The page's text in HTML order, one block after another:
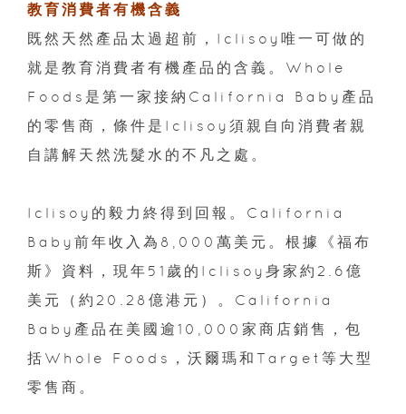
教育消費者有機含義
既然天然產品太過超前，Iclisoy唯一可做的
就是教育消費者有機產品的含義。Whole
Foods是第一家接納California Baby產品
的零售商，條件是Iclisoy須親自向消費者親
自講解天然洗髮水的​​不凡之處。
Iclisoy的毅力終得到回報。California
Baby前年收入為8,000萬美元。根據《福布
斯》資料，現年51歲的Iclisoy身家約2.6億
美元（約20.28億港元）。California
Baby產品在美國逾10,000家商店銷售，包
括Whole Foods，沃爾瑪和Target等大型
零售商。